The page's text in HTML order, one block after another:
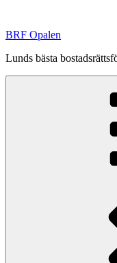
innehåll
BRF Opalen
Lunds bästa